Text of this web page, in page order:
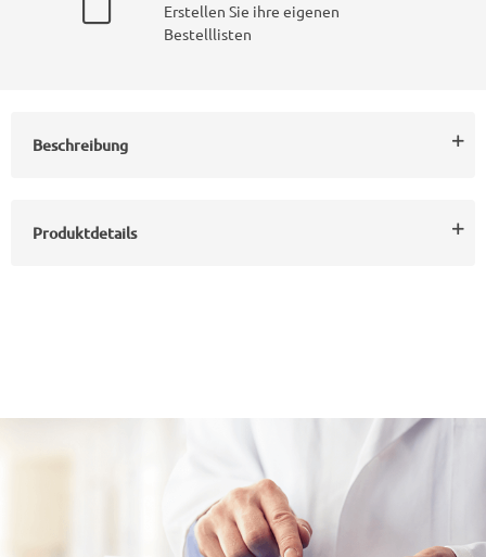
Erstellen Sie ihre eigenen
Bestelllisten
Beschreibung
Produktdetails